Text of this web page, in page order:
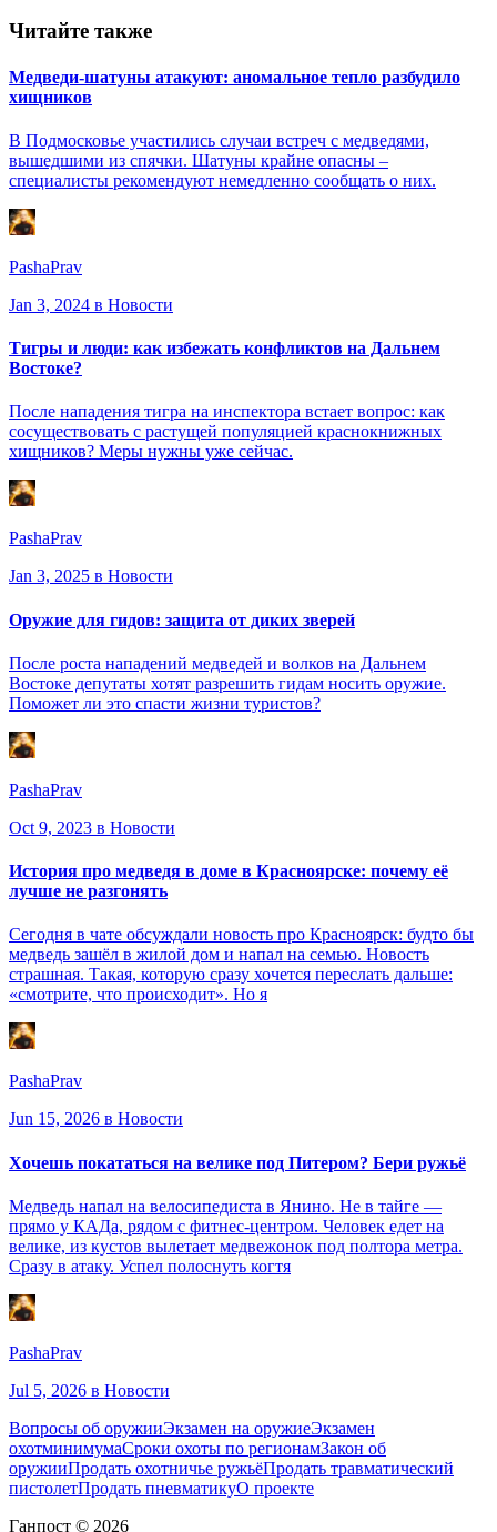
Читайте также
Медведи-шатуны атакуют: аномальное тепло разбудило
хищников
В Подмосковье участились случаи встреч с медведями,
вышедшими из спячки. Шатуны крайне опасны –
специалисты рекомендуют немедленно сообщать о них.
PashaPrav
Jan 3, 2024 в Новости
Тигры и люди: как избежать конфликтов на Дальнем
Востоке?
После нападения тигра на инспектора встает вопрос: как
сосуществовать с растущей популяцией краснокнижных
хищников? Меры нужны уже сейчас.
PashaPrav
Jan 3, 2025 в Новости
Оружие для гидов: защита от диких зверей
После роста нападений медведей и волков на Дальнем
Востоке депутаты хотят разрешить гидам носить оружие.
Поможет ли это спасти жизни туристов?
PashaPrav
Oct 9, 2023 в Новости
История про медведя в доме в Красноярске: почему её
лучше не разгонять
Сегодня в чате обсуждали новость про Красноярск: будто бы
медведь зашёл в жилой дом и напал на семью. Новость
страшная. Такая, которую сразу хочется переслать дальше:
«смотрите, что происходит». Но я
PashaPrav
Jun 15, 2026 в Новости
Хочешь покататься на велике под Питером? Бери ружьё
Медведь напал на велосипедиста в Янино. Не в тайге —
прямо у КАДа, рядом с фитнес-центром. Человек едет на
велике, из кустов вылетает медвежонок под полтора метра.
Сразу в атаку. Успел полоснуть когтя
PashaPrav
Jul 5, 2026 в Новости
Вопросы об оружииЭкзамен на оружиеЭкзамен
охотминимумаСроки охоты по регионамЗакон об
оружииПродать охотничье ружьёПродать травматический
пистолетПродать пневматикуО проекте
Ганпост © 2026